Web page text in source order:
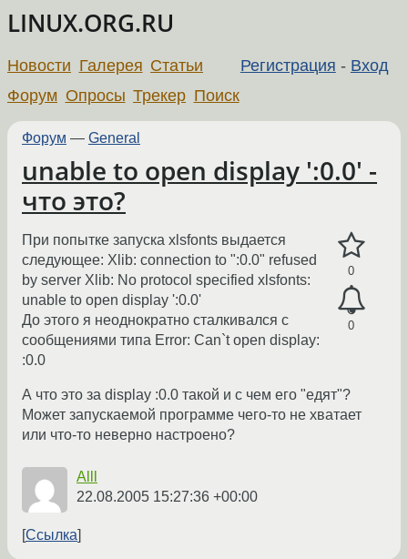
LINUX.ORG.RU
Регистрация - Вход
Новости Галерея Статьи
Форум Опросы Трекер Поиск
Форум — General
unable to open display ':0.0' -
что это?
0
0
При попытке запуска xlsfonts выдается
следующее: Xlib: connection to ":0.0" refused
by server Xlib: No protocol specified xlsfonts:
unable to open display ':0.0'
До этого я неоднократно сталкивался с
сообщениями типа Error: Can`t open display:
:0.0
А что это за display :0.0 такой и с чем его "едят"?
Может запускаемой программе чего-то не хватает
или что-то неверно настроено?
Alll
22.08.2005 15:27:36 +00:00
Ссылка